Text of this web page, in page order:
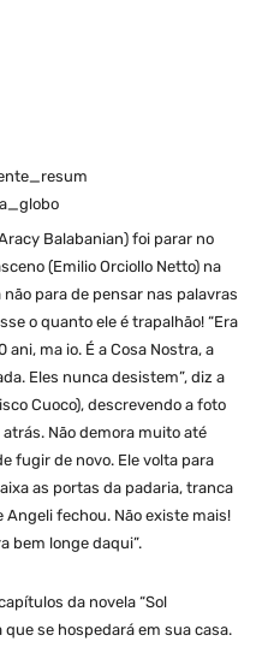
Balabanian) foi parar no
(Emilio Orciollo Netto) na
para de pensar nas palavras
o quanto ele é trapalhão! “Era
ma io. É a Cosa Nostra, a
Eles nunca desistem”, diz a
Cuoco), descrevendo a foto
Não demora muito até
fugir de novo. Ele volta para
as portas da padaria, tranca
Angeli fechou. Não existe mais!
bem longe daqui”.
da novela “Sol
que se hospedará em sua casa.